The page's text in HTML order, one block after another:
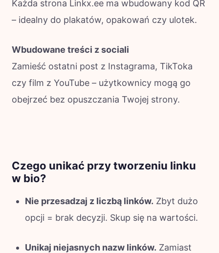
Każda strona Linkx.ee ma wbudowany kod QR
– idealny do plakatów, opakowań czy ulotek.
Wbudowane treści z sociali
Zamieść ostatni post z Instagrama, TikToka
czy film z YouTube – użytkownicy mogą go
obejrzeć bez opuszczania Twojej strony.
Czego unikać przy tworzeniu linku
w bio?
Nie przesadzaj z liczbą linków. Zbyt dużo
opcji = brak decyzji. Skup się na wartości.
Unikaj niejasnych nazw linków. Zamiast